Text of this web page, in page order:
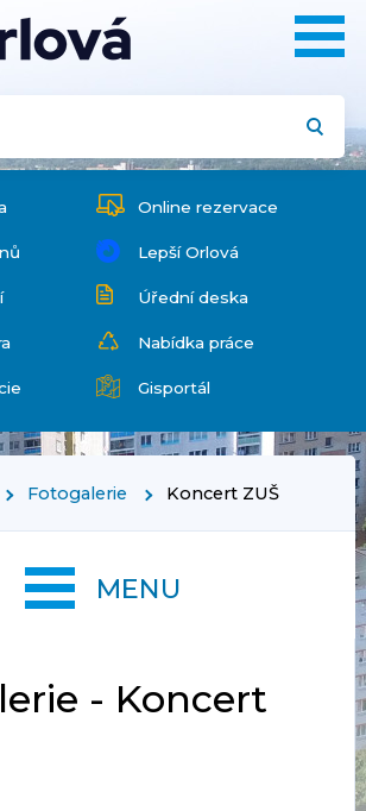
Online rezervace
Lepší Orlová
Úřední deska
Nabídka práce
Gisportál
Fotogalerie Koncert ZUŠ
- Koncert
MENU